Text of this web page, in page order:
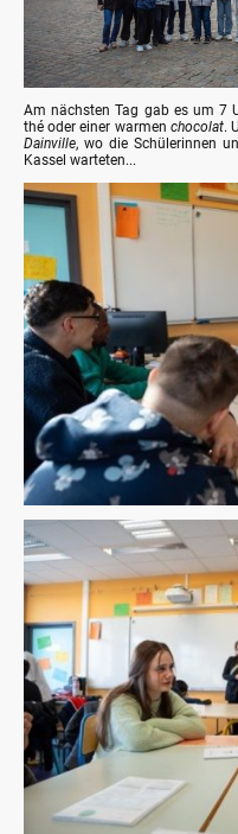
Am nächsten Tag gab es um 7
thé oder einer warmen chocolat.
Dainville, wo die Schülerinnen
Kassel warteten...